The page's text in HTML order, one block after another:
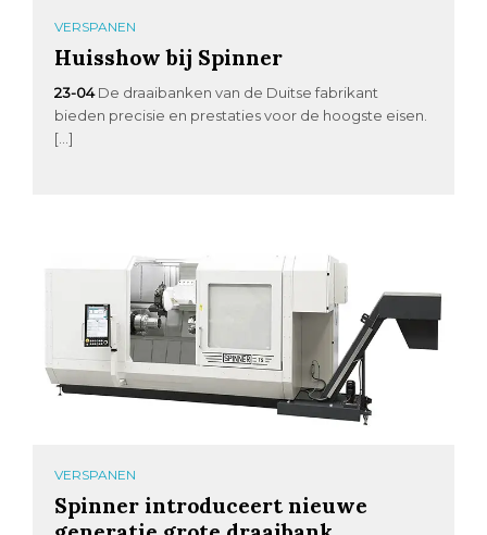
VERSPANEN
Huisshow bij Spinner
23-04 De draaibanken van de Duitse fabrikant
bieden precisie en prestaties voor de hoogste eisen.
[…]
VERSPANEN
Spinner introduceert nieuwe